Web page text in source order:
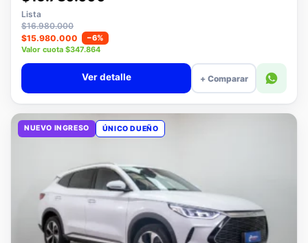
$15.780.000
Lista
$16.980.000
$15.980.000
−6%
Valor cuota $347.864
+ Comparar
NUEVO INGRESO